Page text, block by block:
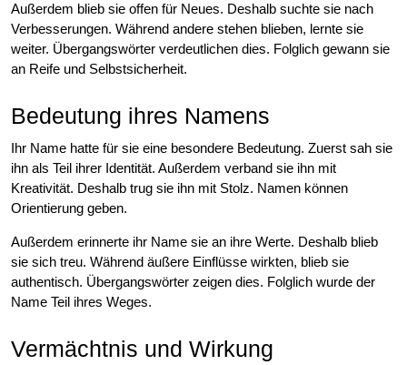
Außerdem blieb sie offen für Neues. Deshalb suchte sie nach
Verbesserungen. Während andere stehen blieben, lernte sie
weiter. Übergangswörter verdeutlichen dies. Folglich gewann sie
an Reife und Selbstsicherheit.
Bedeutung ihres Namens
Ihr Name hatte für sie eine besondere Bedeutung. Zuerst sah sie
ihn als Teil ihrer Identität. Außerdem verband sie ihn mit
Kreativität. Deshalb trug sie ihn mit Stolz. Namen können
Orientierung geben.
Außerdem erinnerte ihr Name sie an ihre Werte. Deshalb blieb
sie sich treu. Während äußere Einflüsse wirkten, blieb sie
authentisch. Übergangswörter zeigen dies. Folglich wurde der
Name Teil ihres Weges.
Vermächtnis und Wirkung